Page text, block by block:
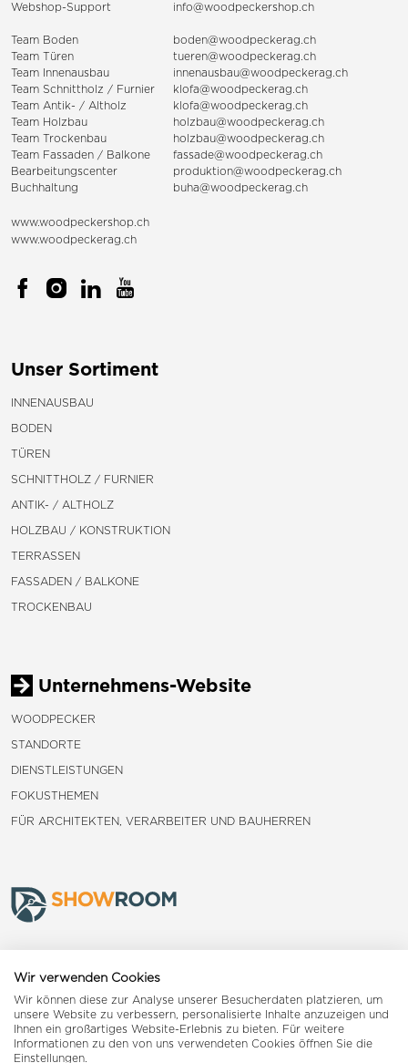
Webshop-Support info@woodpeckershop.ch
Team Boden
boden@woodpeckerag.ch
Team Türen
tueren@woodpeckerag.ch
Team Innenausbau
innenausbau@woodpeckerag.ch
Team Schnittholz / Furnier
klofa@woodpeckerag.ch
Team Antik- / Altholz
klofa@woodpeckerag.ch
Team Holzbau
holzbau@woodpeckerag.ch
Team Trockenbau
holzbau@woodpeckerag.ch
Team Fassaden / Balkone
fassade@woodpeckerag.ch
Bearbeitungscenter
produktion@woodpeckerag.ch
Buchhaltung
buha@woodpeckerag.ch
www.woodpeckershop.ch
www.woodpeckerag.ch
Unser Sortiment
INNENAUSBAU
BODEN
TÜREN
SCHNITTHOLZ / FURNIER
ANTIK- / ALTHOLZ
HOLZBAU / KONSTRUKTION
TERRASSEN
FASSADEN / BALKONE
TROCKENBAU
Unternehmens-Website
WOODPECKER
STANDORTE
DIENSTLEISTUNGEN
FOKUSTHEMEN
FÜR ARCHITEKTEN, VERARBEITER UND BAUHERREN
Landquart
Reiden
Wir verwenden Cookies
Wir können diese zur Analyse unserer Besucherdaten platzieren, um
unsere Website zu verbessern, personalisierte Inhalte anzuzeigen und
Ihnen ein großartiges Website-Erlebnis zu bieten. Für weitere
Informationen zu den von uns verwendeten Cookies öffnen Sie die
Einstellungen.